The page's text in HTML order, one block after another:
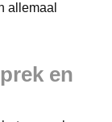
allemaal
en